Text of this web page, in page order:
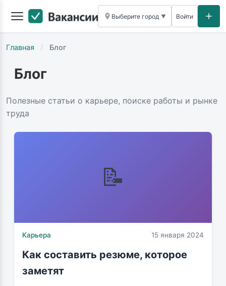
Выберите город ▼ Войти
Главная / Блог
Блог
Полезные статьи о карьере, поиске работы и рынке
труда
📝
Карьера 15 января 2024
Как составить резюме, которое
заметят